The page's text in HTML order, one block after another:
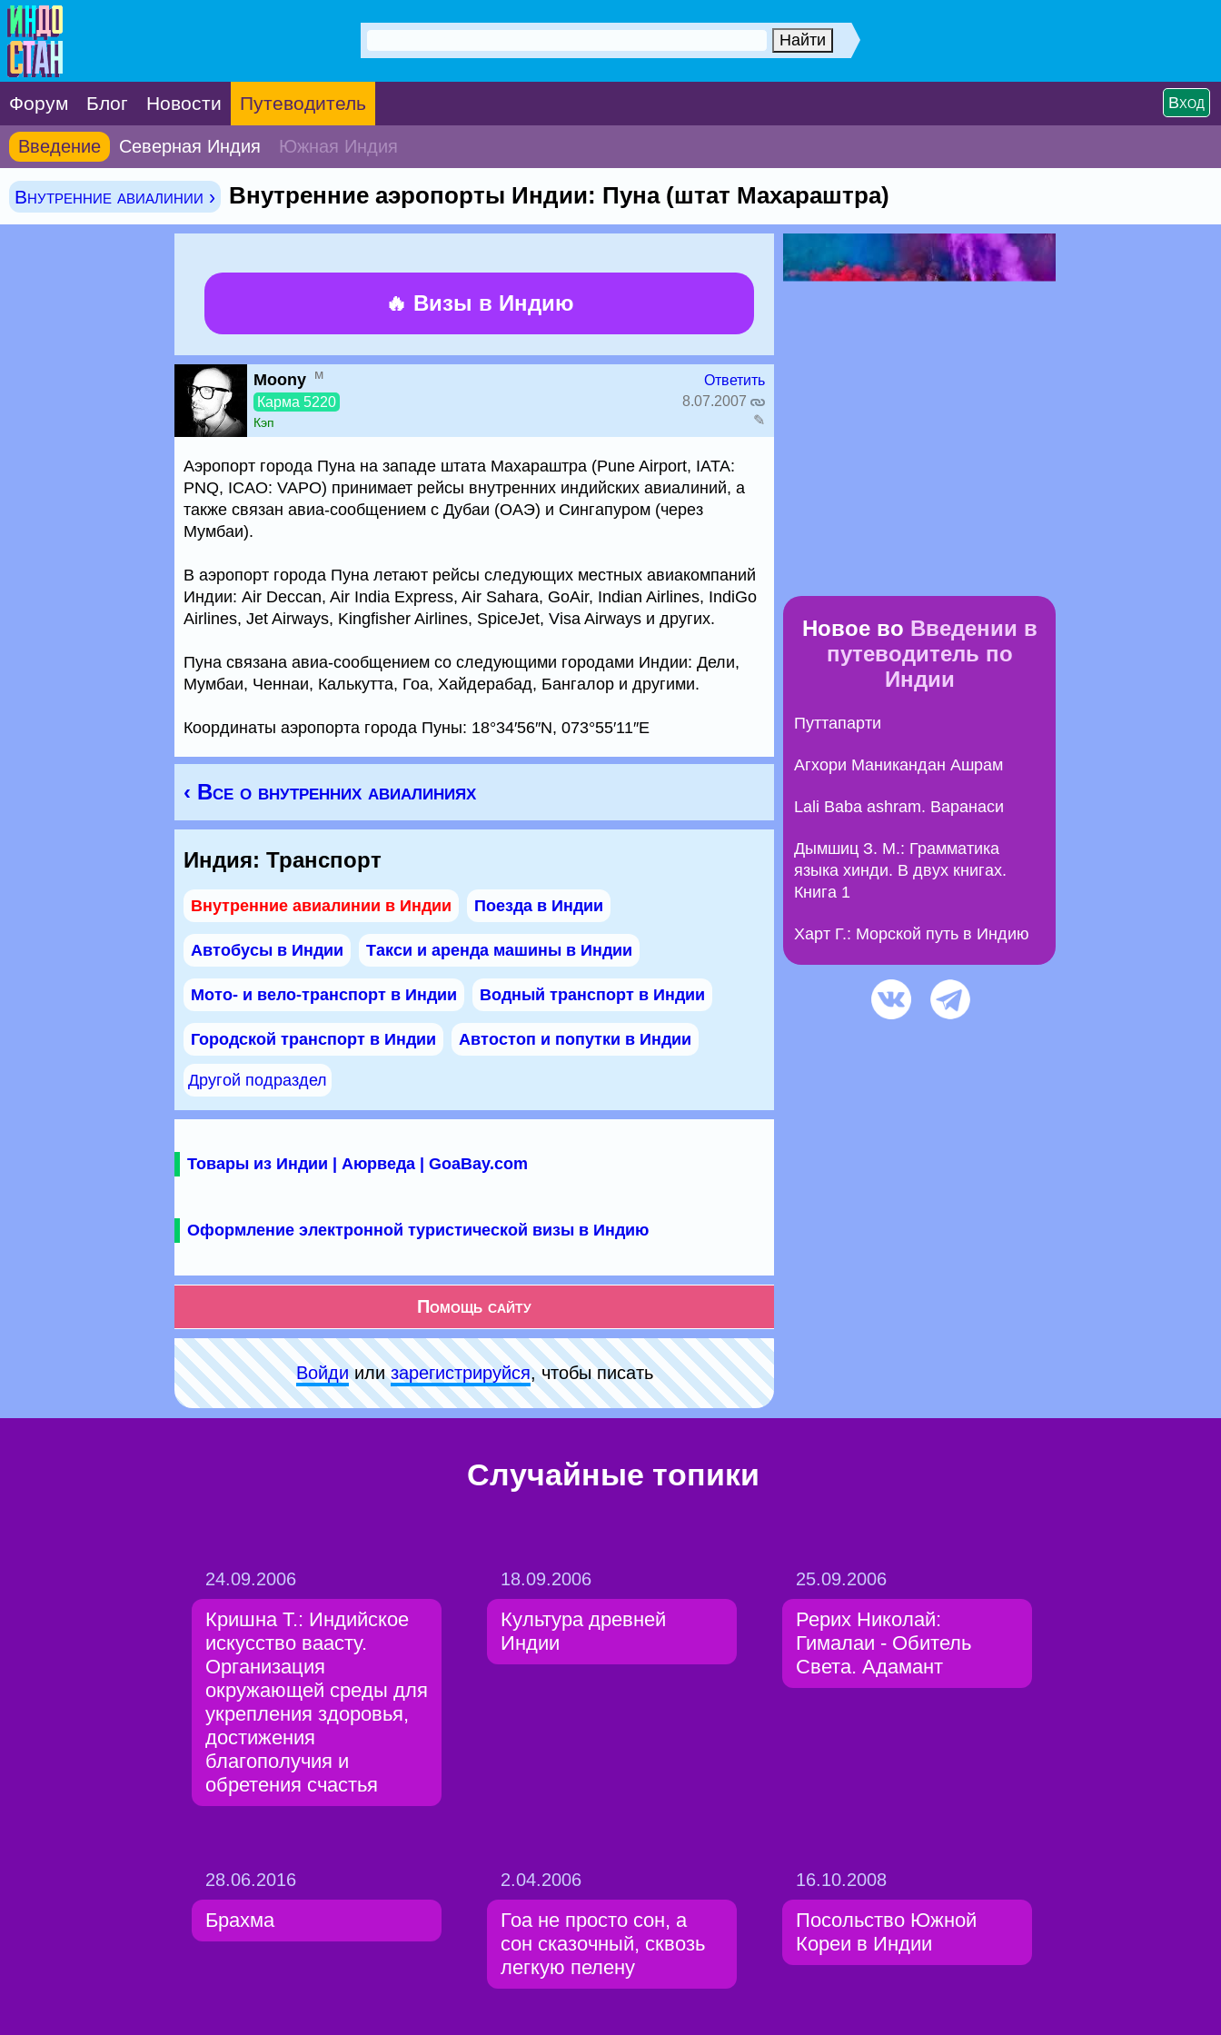
Форум Блог Новости Путеводитель Вход
Введение Северная Индия Южная Индия
Внутренние авиалинии › Внутренние аэропорты Индии: Пуна (штат Махараштра)
🔥 Визы в Индию
Moony м
Карма 5220
Кэп
Ответить
8.07.2007
✎
Аэропорт города Пуна на западе штата Махараштра (Pune Airport, IATA:
PNQ, ICAO: VAPO) принимает рейсы внутренних индийских авиалиний, а
также связан авиа-сообщением с Дубаи (ОАЭ) и Сингапуром (через
Мумбаи).
В аэропорт города Пуна летают рейсы следующих местных авиакомпаний
Индии: Air Deccan, Air India Express, Air Sahara, GoAir, Indian Airlines, IndiGo
Airlines, Jet Airways, Kingfisher Airlines, SpiceJet, Visa Airways и других.
Пуна связана авиа-сообщением со следующими городами Индии: Дели,
Мумбаи, Ченнаи, Калькутта, Гоа, Хайдерабад, Бангалор и другими.
Координаты аэропорта города Пуны: 18°34′56″N, 073°55′11″E
‹ Все о внутренних авиалиниях
Индия: Транспорт
Внутренние авиалинии в Индии Поезда в Индии
Автобусы в Индии Такси и аренда машины в Индии
Мото- и вело-транспорт в Индии Водный транспорт в Индии
Городской транспорт в Индии Автостоп и попутки в Индии
Другой подраздел
Товары из Индии | Аюрведа | GoaBay.com
Оформление электронной туристической визы в Индию
Помощь сайту
Войдиилизарeгиcтpируйся, чтобы писать
Новое во Введении в
путеводитель по
Индии
Путтапарти
Агхори Маникандан Ашрам
Lali Baba ashram. Варанаси
Дымшиц З. М.: Грамматика
языка хинди. В двух книгах.
Книга 1
Харт Г.: Морской путь в Индию
Случайные топики
24.09.2006
Кришна Т.: Индийское
искусство ваасту.
Организация
окружающей среды для
укрепления здоровья,
достижения
благополучия и
обретения счастья
18.09.2006
Культура древней
Индии
25.09.2006
Рерих Николай:
Гималаи - Обитель
Света. Адамант
28.06.2016
Брахма
2.04.2006
Гоа не просто сон, а
сон сказочный, сквозь
легкую пелену
16.10.2008
Посольство Южной
Кореи в Индии